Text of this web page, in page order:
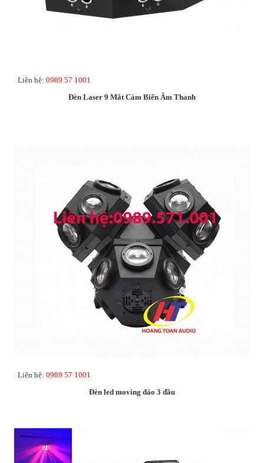
Liên hệ: 0989 57 1001
Đèn Laser 9 Mắt Cảm Biến Âm Thanh
Liên hệ: 0989 57 1001
Đèn led moving đảo 3 đầu